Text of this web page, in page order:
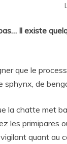
Il existe
que le
sphynx, de
la chatte met
les primipares
quant au